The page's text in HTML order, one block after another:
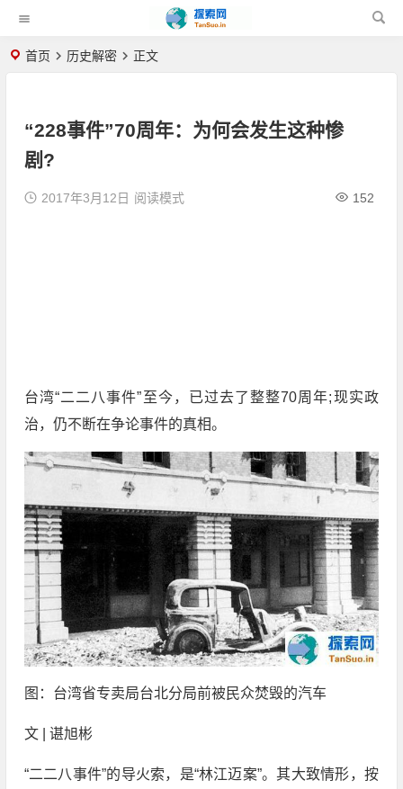
首页 历史解密 正文
“228事件”70周年：为何会发生这种惨
剧?
2017年3月12日 152
阅读模式
台湾“二二八事件”至今，已过去了整整70周年;现实政
治，仍不断在争论事件的真相。
图：台湾省专卖局台北分局前被民众焚毁的汽车
文 | 谌旭彬
“二二八事件”的导火索，是“林江迈案”。其大致情形，按